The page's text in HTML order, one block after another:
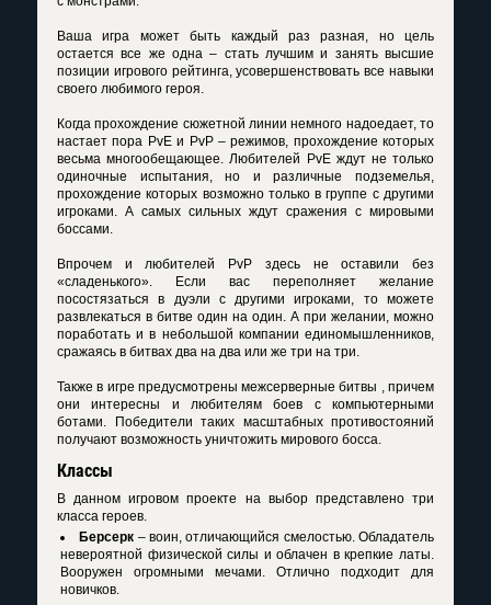
Ваша игра может быть каждый раз разная, но цель
остается все же одна – стать лучшим и занять высшие
позиции игрового рейтинга, усовершенствовать все навыки
своего любимого героя.
Когда прохождение сюжетной линии немного надоедает, то
настает пора PvE и PvP – режимов, прохождение которых
весьма многообещающее. Любителей PvE ждут не только
одиночные испытания, но и различные подземелья,
прохождение которых возможно только в группе с другими
игроками. А самых сильных ждут сражения с мировыми
боссами.
Впрочем и любителей PvP здесь не оставили без
«сладенького». Если вас переполняет желание
посостязаться в дуэли с другими игроками, то можете
развлекаться в битве один на один. А при желании, можно
поработать и в небольшой компании единомышленников,
сражаясь в битвах два на два или же три на три.
Также в игре предусмотрены межсерверные битвы , причем
они интересны и любителям боев с компьютерными
ботами. Победители таких масштабных противостояний
получают возможность уничтожить мирового босса.
Классы
В данном игровом проекте на выбор представлено три
класса героев.
Берсерк – воин, отличающийся смелостью. Обладатель
невероятной физической силы и облачен в крепкие латы.
Вооружен огромными мечами. Отлично подходит для
новичков.